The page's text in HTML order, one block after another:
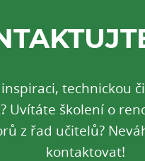
technickou
Uvítáte školení o
z řad učitelů?
kontaktovat!